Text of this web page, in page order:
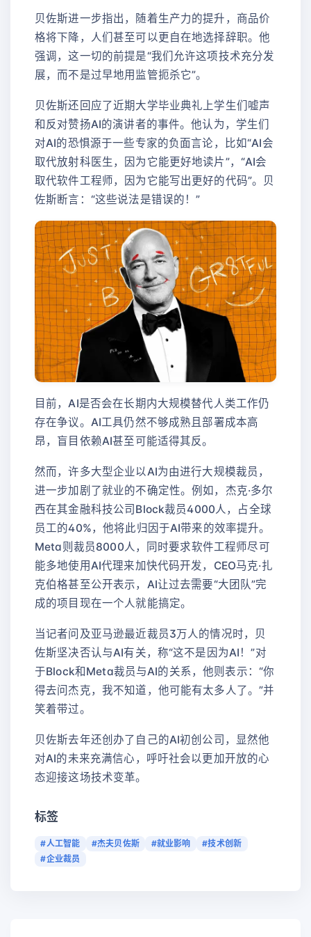
贝佐斯进一步指出，随着生产力的提升，商品价
格将下降，人们甚至可以更自在地选择辞职。他
强调，这一切的前提是“我们允许这项技术充分发
展，而不是过早地用监管扼杀它”。
贝佐斯还回应了近期大学毕业典礼上学生们嘘声
和反对赞扬AI的演讲者的事件。他认为，学生们
对AI的恐惧源于一些专家的负面言论，比如“AI会
取代放射科医生，因为它能更好地读片”，“AI会
取代软件工程师，因为它能写出更好的代码”。贝
佐斯断言：“这些说法是错误的！”
目前，AI是否会在长期内大规模替代人类工作仍
存在争议。AI工具仍然不够成熟且部署成本高
昂，盲目依赖AI甚至可能适得其反。
然而，许多大型企业以AI为由进行大规模裁员，
进一步加剧了就业的不确定性。例如，杰克·多尔
西在其金融科技公司Block裁员4000人，占全球
员工的40%，他将此归因于AI带来的效率提升。
Meta则裁员8000人，同时要求软件工程师尽可
能多地使用AI代理来加快代码开发，CEO马克·扎
克伯格甚至公开表示，AI让过去需要“大团队”完
成的项目现在一个人就能搞定。
当记者问及亚马逊最近裁员3万人的情况时，贝
佐斯坚决否认与AI有关，称“这不是因为AI！”对
于Block和Meta裁员与AI的关系，他则表示：“你
得去问杰克，我不知道，他可能有太多人了。”并
笑着带过。
贝佐斯去年还创办了自己的AI初创公司，显然他
对AI的未来充满信心，呼吁社会以更加开放的心
态迎接这场技术变革。
标签
#人工智能 #杰夫贝佐斯 #就业影响
#技术创新
#企业裁员